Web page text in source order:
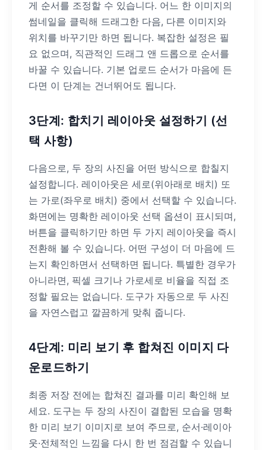
게 순서를 조정할 수 있습니다. 어느 한 이미지의
썸네일을 클릭해 드래그한 다음, 다른 이미지와
위치를 바꾸기만 하면 됩니다. 복잡한 설정은 필
요 없으며, 직관적인 드래그 앤 드롭으로 순서를
바꿀 수 있습니다. 기본 업로드 순서가 마음에 든
다면 이 단계는 건너뛰어도 됩니다.
3단계: 합치기 레이아웃 설정하기 (선
택 사항)
다음으로, 두 장의 사진을 어떤 방식으로 합칠지
설정합니다. 레이아웃은 세로(위아래로 배치) 또
는 가로(좌우로 배치) 중에서 선택할 수 있습니다.
화면에는 명확한 레이아웃 선택 옵션이 표시되며,
버튼을 클릭하기만 하면 두 가지 레이아웃을 즉시
전환해 볼 수 있습니다. 어떤 구성이 더 마음에 드
는지 확인하면서 선택하면 됩니다. 특별한 경우가
아니라면, 픽셀 크기나 가로세로 비율을 직접 조
정할 필요는 없습니다. 도구가 자동으로 두 사진
을 자연스럽고 깔끔하게 맞춰 줍니다.
4단계: 미리 보기 후 합쳐진 이미지 다
운로드하기
최종 저장 전에는 합쳐진 결과를 미리 확인해 보
세요. 도구는 두 장의 사진이 결합된 모습을 명확
한 미리 보기 이미지로 보여 주므로, 순서·레이아
웃·전체적인 느낌을 다시 한 번 점검할 수 있습니